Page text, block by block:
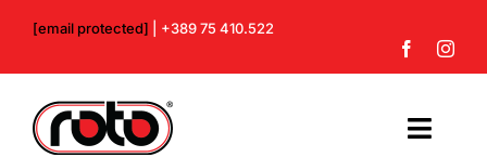
content
[email protected] | +389 75 410.522